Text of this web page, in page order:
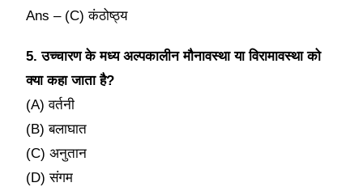
Ans – (C) कंठोष्ठ्य
5. उच्चारण के मध्य अल्पकालीन मौनावस्था या विरामावस्था को
क्या कहा जाता है?
(A) वर्तनी
(B) बलाघात
(C) अनुतान
(D) संगम